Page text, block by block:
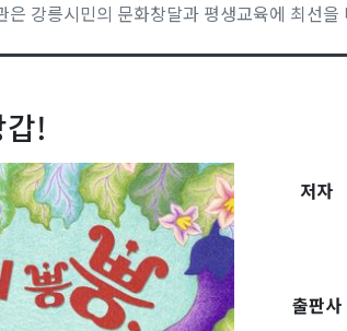
은 강릉시민의 문화창달과 평생교육에 최선을
!
저자
출판사